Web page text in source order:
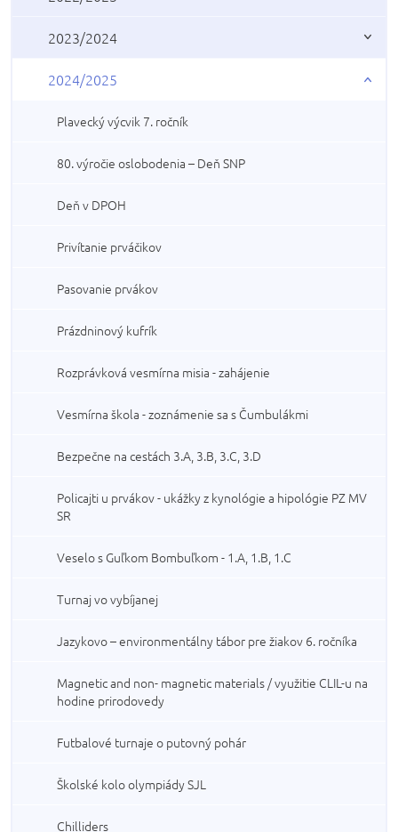
2023/2024
2024/2025
Plavecký výcvik 7. ročník
80. výročie oslobodenia – Deň SNP
Deň v DPOH
Privítanie prváčikov
Pasovanie prvákov
Prázdninový kufrík
Rozprávková vesmírna misia - zahájenie
Vesmírna škola - zoznámenie sa s Čumbulákmi
Bezpečne na cestách 3.A, 3.B, 3.C, 3.D
Policajti u prvákov - ukážky z kynológie a hipológie PZ MV
SR
Veselo s Guľkom Bombuľkom - 1.A, 1.B, 1.C
Turnaj vo vybíjanej
Jazykovo – environmentálny tábor pre žiakov 6. ročníka
Magnetic and non- magnetic materials / využitie CLIL-u na
hodine prirodovedy
Futbalové turnaje o putovný pohár
Školské kolo olympiády SJL
Chilliders